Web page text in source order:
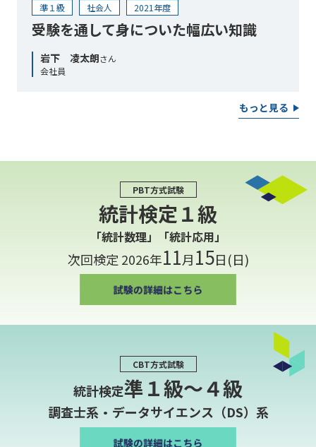
準１級 社会人 2021年度
受験を通して身についた幅広い知識
岩下 凌太朗さん
会社員
もっと見る
PBT方式試験
統計検定１級
「統計数理」「統計応用」
次回検定 2026年11月15日(日)
CBT方式試験
統計検定準１級〜４級
調査士系・データサイエンス（DS）系